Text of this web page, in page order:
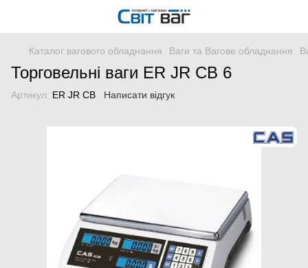
Каталог вагового обладнання Ваги та Вагове обладнання
Торговельні ваги ER JR CB 6
Артикул: ER JR CB Написати відгук